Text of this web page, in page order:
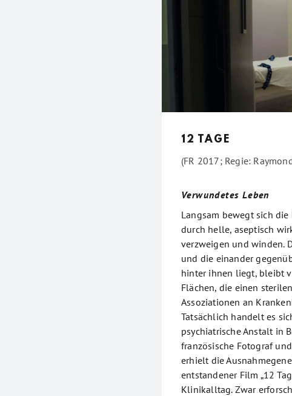
12 TAGE
(FR 2017; Regie:
Verwundetes Leben
Langsam bewegt sich
durch helle, aseptisch
verzweigen und winden.
und die einander
hinter ihnen liegt, bleibt
Flächen, die einen
Assoziationen an
Tatsächlich handelt es
psychiatrische Anstalt in
französische Fotograf
erhielt die
entstandener Film „12
Klinikalltag. Zwar